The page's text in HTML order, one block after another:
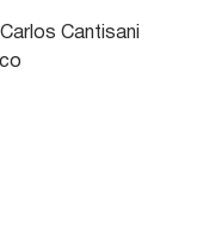
Cantisani